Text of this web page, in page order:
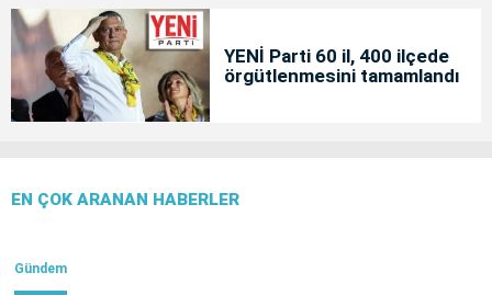
YENİ Parti 60 il, 400 ilçede
örgütlenmesini tamamlandı
EN ÇOK ARANAN HABERLER
Gündem